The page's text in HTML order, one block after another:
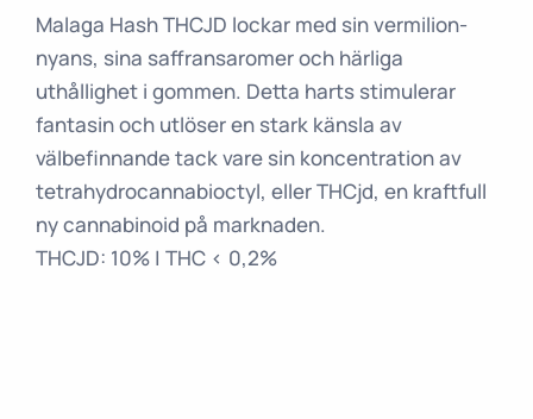
Malaga Hash THCJD lockar med sin vermilion-
nyans, sina saffransaromer och härliga
uthållighet i gommen. Detta harts stimulerar
fantasin och utlöser en stark känsla av
välbefinnande tack vare sin koncentration av
tetrahydrocannabioctyl, eller THCjd, en kraftfull
ny cannabinoid på marknaden.
THCJD: 10% | THC < 0,2%